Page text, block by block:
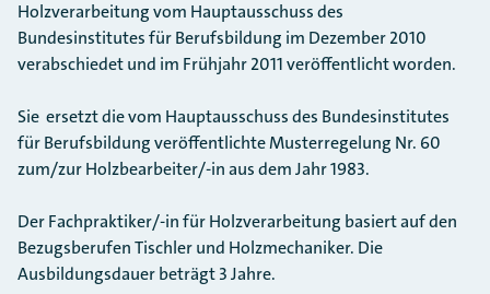
Holzverarbeitung vom Hauptausschuss des
Bundesinstitutes für Berufsbildung im Dezember 2010
verabschiedet und im Frühjahr 2011 veröffentlicht worden.
Sie ersetzt die vom Hauptausschuss des Bundesinstitutes
für Berufsbildung veröffentlichte Musterregelung Nr. 60
zum/zur Holzbearbeiter/-in aus dem Jahr 1983.
Der Fachpraktiker/-in für Holzverarbeitung basiert auf den
Bezugsberufen Tischler und Holzmechaniker. Die
Ausbildungsdauer beträgt 3 Jahre.